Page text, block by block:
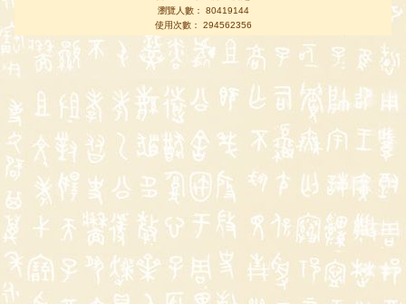
瀏覽人數： 80419144
使用次數： 294562356